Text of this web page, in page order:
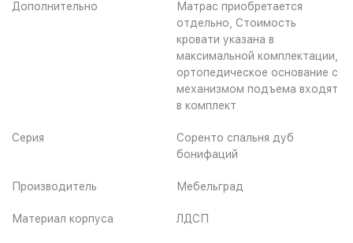
Дополнительно
Матрас приобретается
отдельно, Стоимость
кровати указана в
максимальной комплектации,
ортопедическое основание с
механизмом подъема входят
в комплект
Серия
Соренто спальня дуб
бонифаций
Производитель Мебельград
Материал корпуса ЛДСП